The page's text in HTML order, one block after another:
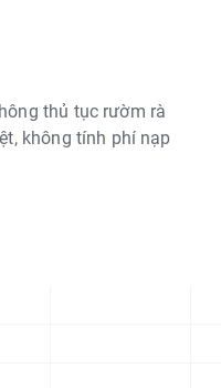
thủ tục rườm rà
không tính phí nạp